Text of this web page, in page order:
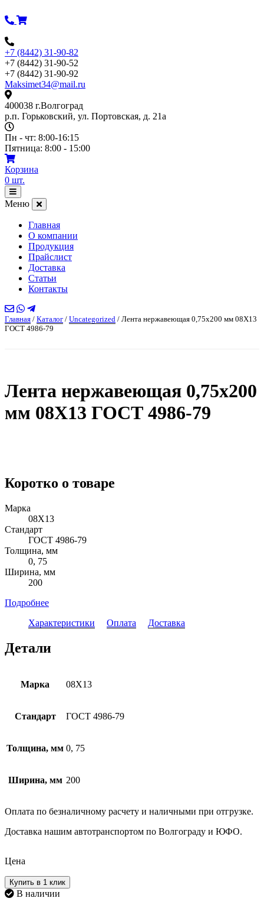
к
+7 (8442) 31-90-82
+7 (8442) 31-90-52
+7 (8442) 31-90-92
Maksimet34@mail.ru
400038 г.Волгоград
р.п. Горьковский, ул. Портовская, д. 21а
Пн - чт: 8:00-16:15
Пятница: 8:00 - 15:00
Корзина
0 шт.
Открыть
меню
Меню
Главная
О компании
Продукция
Прайслист
Доставка
Статьи
Контакты
Главная / Каталог / Uncategorized / Лента нержавеющая 0,75х200 мм 08Х13
ГОСТ 4986-79
Лента нержавеющая 0,75х200
мм 08Х13 ГОСТ 4986-79
Коротко о товаре
Марка
08Х13
Стандарт
ГОСТ 4986-79
Толщина, мм
0, 75
Ширина, мм
200
Подробнее
Характеристики
Оплата Доставка
Детали
Марка 08Х13
Стандарт ГОСТ 4986-79
Толщина, мм 0, 75
Ширина, мм 200
Оплата по безналичному расчету и наличными при отгрузке.
Доставка нашим автотранспортом по Волгограду и ЮФО.
Цена
Купить в 1 клик
В наличии